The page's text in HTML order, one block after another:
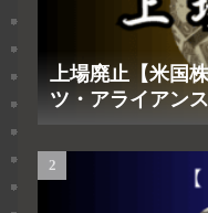
上場廃止【米国
ツ・アライアン